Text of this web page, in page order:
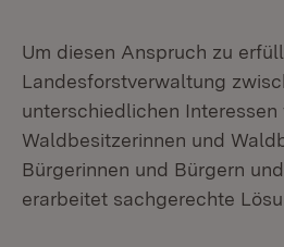
Um diesen Anspruch zu
Landesforstverwaltung
unterschiedlichen Interessen
Waldbesitzerinnen und
Bürgerinnen und Bürgern
erarbeitet sachgerechte